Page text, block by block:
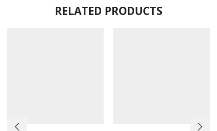
RELATED PRODUCTS